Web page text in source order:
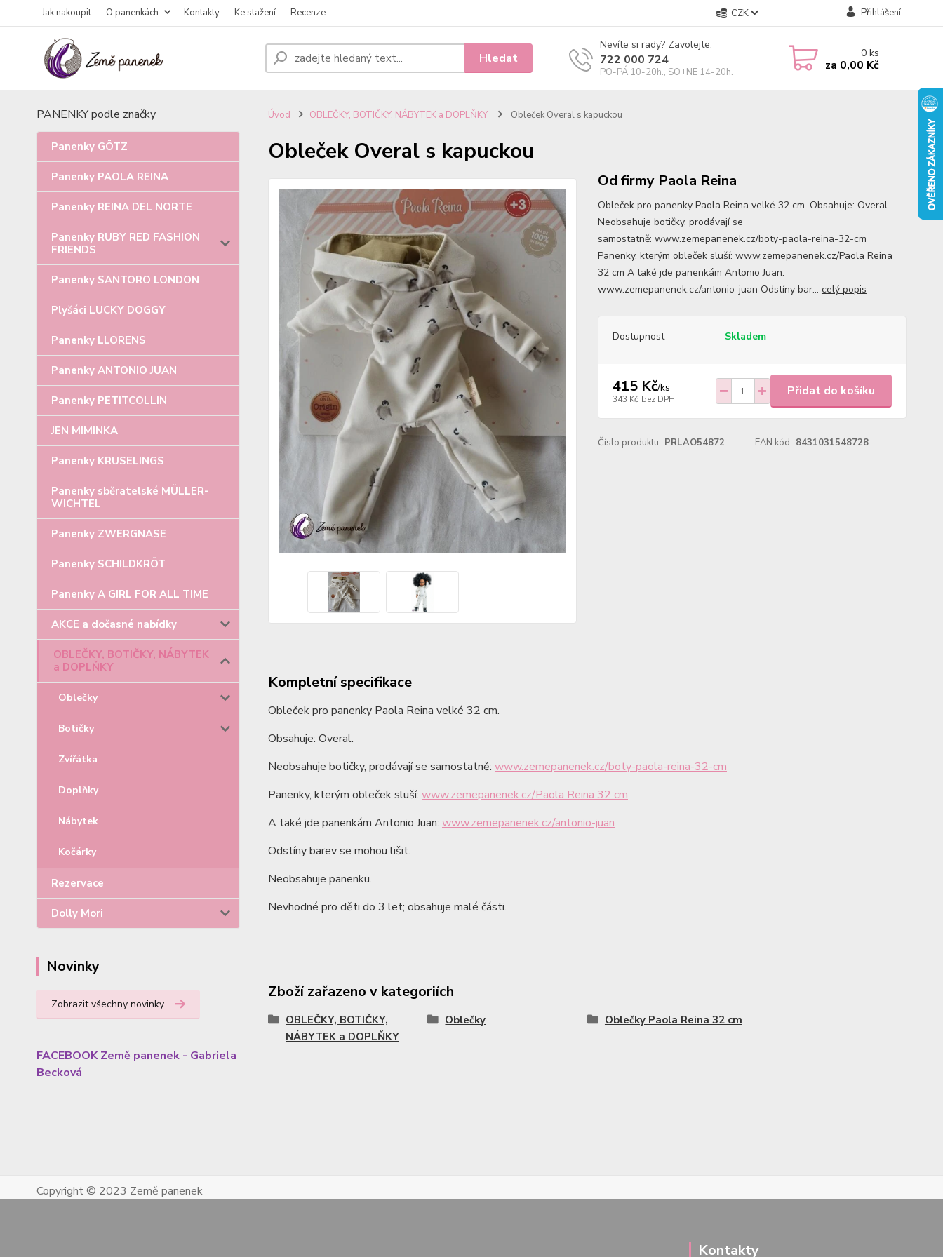
Jak nakoupit O panenkách Kontakty Ke stažení Recenze CZK Přihlášení
Hledat
Nevíte si rady? Zavolejte.
722 000 724
PO-PÁ 10-20h., SO+NE 14-20h.
0ks
za 0,00 Kč
PANENKY podle značky
Panenky GÖTZ
Panenky PAOLA REINA
Panenky REINA DEL NORTE
Panenky RUBY RED FASHION
FRIENDS
Panenky SANTORO LONDON
Plyšáci LUCKY DOGGY
Panenky LLORENS
Panenky ANTONIO JUAN
Panenky PETITCOLLIN
JEN MIMINKA
Panenky KRUSELINGS
Panenky sběratelské MÜLLER-
WICHTEL
Panenky ZWERGNASE
Panenky SCHILDKRÖT
Panenky A GIRL FOR ALL TIME
AKCE a dočasné nabídky
OBLEČKY, BOTIČKY, NÁBYTEK
a DOPLŇKY
Oblečky
Botičky
Zvířátka
Doplňky
Nábytek
Kočárky
Rezervace
Dolly Mori
Novinky
Zobrazit všechny novinky
FACEBOOK Země panenek - Gabriela
Becková
Úvod OBLEČKY, BOTIČKY, NÁBYTEK a DOPLŇKY Obleček Overal s kapuckou
Obleček Overal s kapuckou
Od firmy Paola Reina
Obleček pro panenky Paola Reina velké 32 cm. Obsahuje: Overal.
Neobsahuje botičky, prodávají se
samostatně: www.zemepanenek.cz/boty-paola-reina-32-cm
Panenky, kterým obleček sluší: www.zemepanenek.cz/Paola Reina
32 cm A také jde panenkám Antonio Juan:
www.zemepanenek.cz/antonio-juan Odstíny bar... celý popis
Dostupnost Skladem
415 Kč/ks
343 Kč bez DPH
Přidat do košíku
Číslo produktu: PRLAO54872 EAN kód: 8431031548728
Kompletní specifikace
Obleček pro panenky Paola Reina velké 32 cm.
Obsahuje: Overal.
Neobsahuje botičky, prodávají se samostatně: www.zemepanenek.cz/boty-paola-reina-32-cm
Panenky, kterým obleček sluší: www.zemepanenek.cz/Paola Reina 32 cm
A také jde panenkám Antonio Juan: www.zemepanenek.cz/antonio-juan
Odstíny barev se mohou lišit.
Neobsahuje panenku.
Nevhodné pro děti do 3 let; obsahuje malé části.
Zboží zařazeno v kategoriích
OBLEČKY, BOTIČKY,
NÁBYTEK a DOPLŇKY
Oblečky Oblečky Paola Reina 32 cm
Copyright © 2023 Země panenek
Kontakty